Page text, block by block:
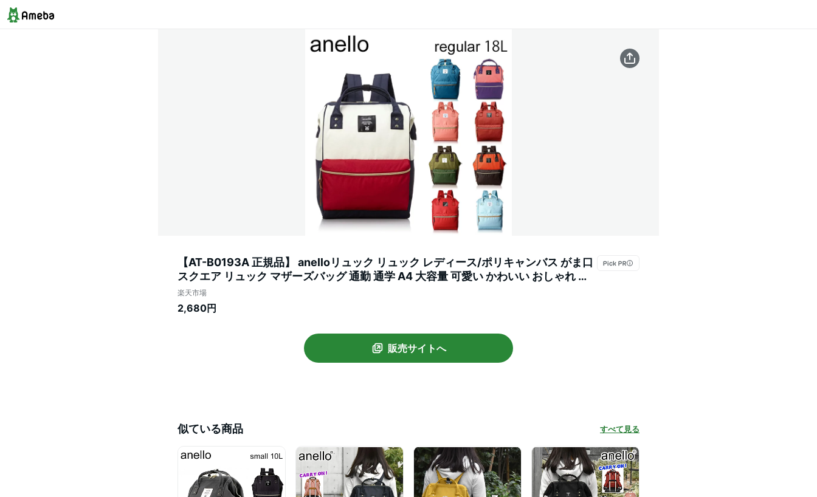
【AT-B0193A 正規品】 anelloリュック リュック レディース/ポリキャンバス がま口
スクエア リュック マザーズバッグ 通勤 通学 A4 大容量 可愛い かわいい おしゃれ オ
シャレ 大人 大人女子 大きめ 口金 メンズ 通学用 ポケット 多い バッグ/anello アネロ
楽天市場
2,680円
販売サイトへ
似ている商品 すべて見る